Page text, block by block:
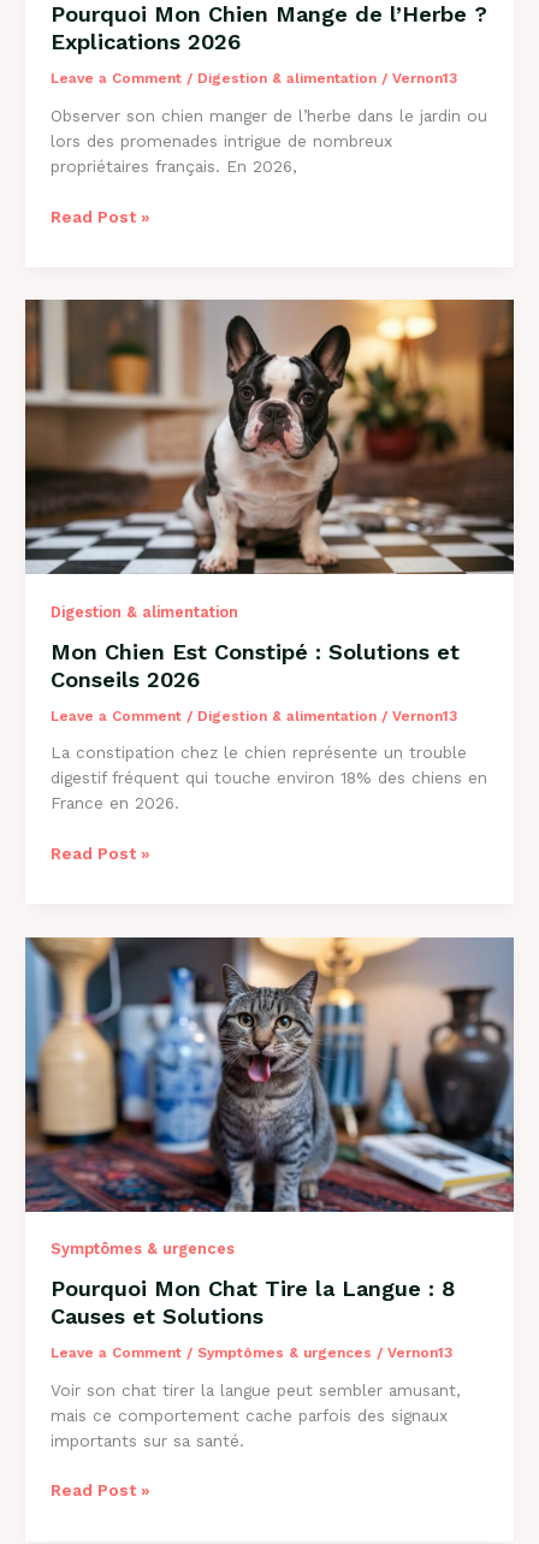
Pourquoi Mon Chien Mange de l’Herbe ?
Explications 2026
Leave a Comment / Digestion & alimentation/ Vernon13
Observer son chien manger de l’herbe dans le jardin ou
lors des promenades intrigue de nombreux
propriétaires français. En 2026,
Pourquoi
l’Herbe
Explications
2026
Read Post »
Digestion & alimentation
Mon Chien Est Constipé : Solutions et
Conseils 2026
Leave a Comment / Digestion & alimentation/ Vernon13
La constipation chez le chien représente un trouble
digestif fréquent qui touche environ 18% des chiens en
France en 2026.
Mon
:
Solutions
Conseils
2026
Read Post »
Symptômes & urgences
Pourquoi Mon Chat Tire la Langue : 8
Causes et Solutions
Leave a Comment / Symptômes & urgences / Vernon13
Voir son chat tirer la langue peut sembler amusant,
mais ce comportement cache parfois des signaux
importants sur sa santé.
Pourquoi
Read Post »